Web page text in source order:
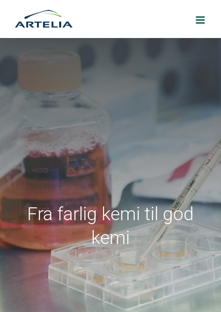
Fra farlig kemi til god
kemi